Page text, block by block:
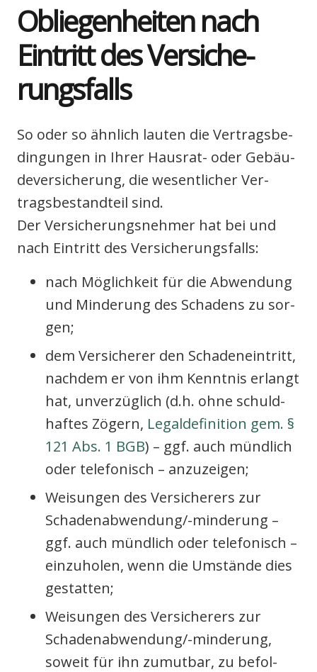
Oblie­gen­hei­ten nach
Ein­tritt des Ver­si­che­
rungs­falls
So oder so ähn­lich lau­ten die Ver­trags­be­
din­gun­gen in Ihrer Haus­rat- oder Gebäu­
de­ver­si­che­rung, die wesent­li­cher Ver­
trags­be­stand­teil sind.
Der Ver­si­che­rungs­neh­mer hat bei und
nach Ein­tritt des Ver­si­che­rungs­falls:
nach Mög­lich­keit für die Abwen­dung
und Min­de­rung des Scha­dens zu sor­
gen;
dem Ver­si­che­rer den Scha­den­ein­tritt,
nach­dem er von ihm Kennt­nis erlangt
hat, unver­züg­lich (d.h. ohne schuld­
haf­tes Zögern, Legal­de­fi­ni­ti­on gem. §
121 Abs. 1 BGB) – ggf. auch münd­lich
oder tele­fo­nisch – anzu­zei­gen;
Wei­sun­gen des Ver­si­che­rers zur
Scha­den­ab­wen­dun­g/-min­de­rung –
ggf. auch münd­lich oder tele­fo­nisch –
ein­zu­ho­len, wenn die Umstän­de dies
gestat­ten;
Wei­sun­gen des Ver­si­che­rers zur
Scha­den­ab­wen­dun­g/-min­de­rung,
soweit für ihn zumut­bar, zu befol­